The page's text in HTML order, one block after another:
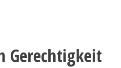
Gerechtigkeit